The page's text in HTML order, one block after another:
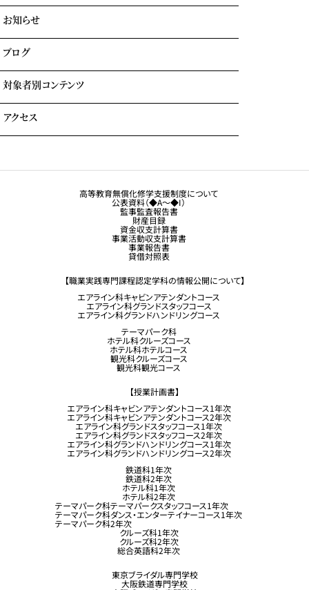
自立進学サポート
各種奨学金・教育ローン・給付金
よくある質問
イベント参加時のサポート
お知らせ
ブログ
対象者別コンテンツ
大学生・社会人の方へ
アクセス
高等教育無償化修学支援制度について
公表資料（◆A～◆I）
監事監査報告書
財産目録
資金収支計算書
事業活動収支計算書
事業報告書
貸借対照表
【職業実践専門課程認定学科の情報公開について】
エアライン科キャビンアテンダントコース
エアライン科グランドスタッフコース
エアライン科グランドハンドリングコース
テーマパーク科
ホテル科クルーズコース
ホテル科ホテルコース
観光科クルーズコース
観光科観光コース
【授業計画書】
エアライン科キャビンアテンダントコース1年次
エアライン科キャビンアテンダントコース2年次
エアライン科グランドスタッフコース1年次
エアライン科グランドスタッフコース2年次
エアライン科グランドハンドリングコース1年次
エアライン科グランドハンドリングコース2年次
鉄道科1年次
鉄道科2年次
ホテル科1年次
ホテル科2年次
テーマパーク科テーマパークスタッフコース1年次
テーマパーク科ダンス・エンターテイナーコース1年次
テーマパーク科2年次
クルーズ科1年次
クルーズ科2年次
総合英語科2年次
東京ブライダル専門学校
大阪鉄道専門学校